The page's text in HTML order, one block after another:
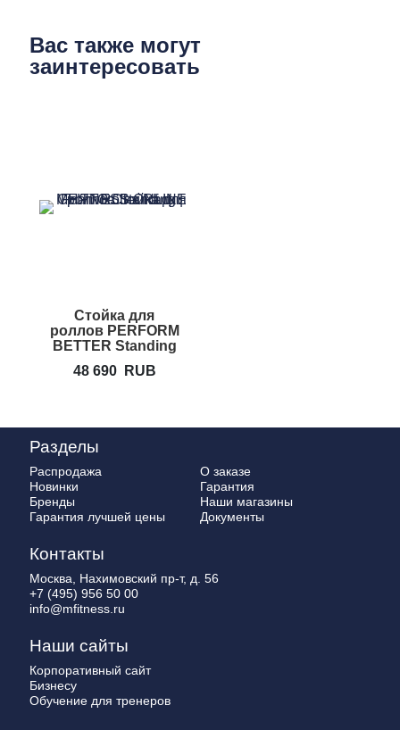
Вас также могут
заинтересовать
Стойка для
роллов PERFORM
BETTER Standing
48 690 RUB
Разделы
Распродажа
Новинки
Бренды
Гарантия лучшей цены
О заказе
Гарантия
Наши магазины
Документы
Контакты
Москва, Нахимовский пр-т, д. 56
+7 (495) 956 50 00
info@mfitness.ru
Наши сайты
Корпоративный сайт
Бизнесу
Обучение для тренеров